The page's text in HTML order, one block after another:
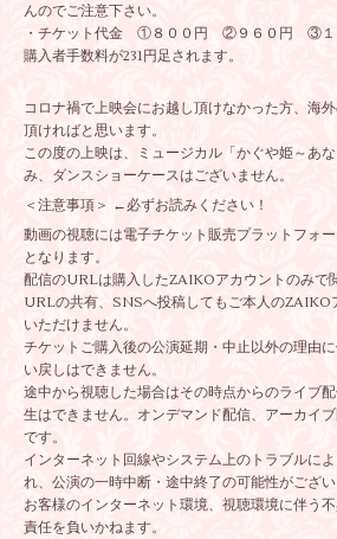
んのでご注意下さい。
・チケット代金 ①８００円 ②９６０円 ③１
購入者手数料が231円足されます。
コロナ禍で上映会にお越し頂けなかった方、海
頂ければと思います。
この度の上映は、ミュージカル「かぐや姫～あ
み、ダンスショーケースはございません。
＜注意事項＞ ←必ずお読みください！
動画の視聴には電子チケット販売プラットフォ
となります。
配信のURLは購入したZAIKOアカウントのみで
URLの共有、SNSへ投稿してもご本人のZAIKO
いただけません。
チケットご購入後の公演延期・中止以外の理由
い戻しはできません。
途中から視聴した場合はその時点からのライブ
生はできません。オンデマンド配信、アーカイ
です。
インターネット回線やシステム上のトラブルに
れ、公演の一時中断・途中終了の可能性がござい
お客様のインターネット環境、視聴環境に伴う
責任を負いかねます。